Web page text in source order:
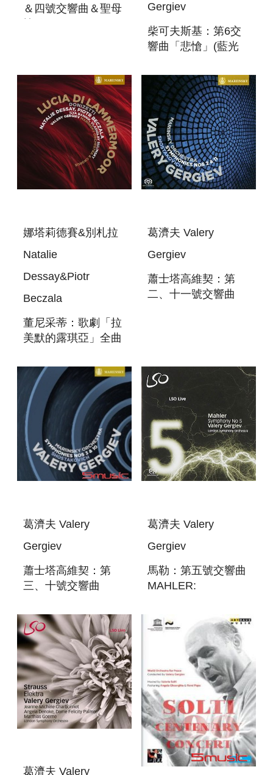
＆四號交響曲＆聖母
STABAT MATER
Gergiev
柴可夫斯基：第6交
響曲「悲愴」(藍光
TCHAIKOSVKY:
SYMPHONY NO.6
娜塔莉德賽&別札拉
Natalie
Dessay&Piotr
Beczala
董尼采蒂：歌劇「拉
美默的露琪亞」全曲
DONIZETTI: LUCIA
DI LAMMERMOOR
葛濟夫 Valery
Gergiev
蕭士塔高維契：第
二、十一號交響曲
葛濟夫 Valery
Gergiev
蕭士塔高維契：第
三、十號交響曲
SHOSTAKOVICH:
SYMPHONIES
NOS. 3 & 10
葛濟夫 Valery
Gergiev
馬勒：第五號交響曲
MAHLER:
葛濟夫 Valery